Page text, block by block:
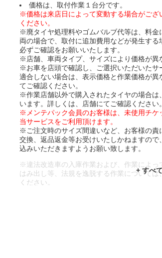
価格は、取付作業１台分です。
※価格は来店日によって変動する場合がご
ください。
※廃タイヤ処理料やゴムバルブ代等は、料
両の場合で、取付に追加費用などが発生す
必ずご確認をお願いいたします。
※店舗、車両タイプ、サイズにより価格が異
※お車を店頭で確認し、ご選択いただいた
適合しない場合は、表示価格と作業価格が
てご確認ください。
※作業店舗以外で購入されたタイヤの場合
います。詳しくは、店舗にてご確認ください。
※メンテパック会員のお客様は、未使用チ
当サービスをご利用頂けます。
※ご注文時のサイズ間違いなど、お客様の
交換、返品返金等お受けいたしかねますの
込みいただきますようお願い致します。
※違法改造車の入庫作業および、作業によ
はみ出し等、法規を逸脱する作業について
ください。